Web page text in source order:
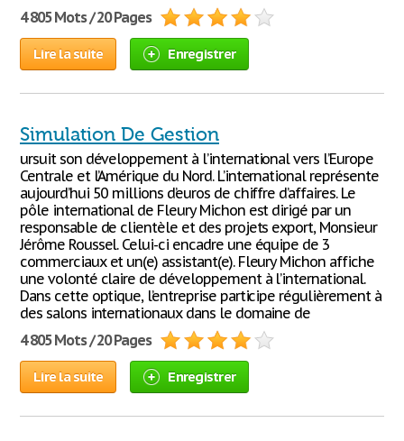
4 805 Mots / 20 Pages
Lire la suite Enregistrer
Simulation De Gestion
ursuit son développement à l’international vers l’Europe
Centrale et l’Amérique du Nord. L’international représente
aujourd’hui 50 millions d’euros de chiffre d’affaires. Le
pôle international de Fleury Michon est dirigé par un
responsable de clientèle et des projets export, Monsieur
Jérôme Roussel. Celui-ci encadre une équipe de 3
commerciaux et un(e) assistant(e). Fleury Michon affiche
une volonté claire de développement à l’international.
Dans cette optique, l’entreprise participe régulièrement à
des salons internationaux dans le domaine de
4 805 Mots / 20 Pages
Lire la suite Enregistrer